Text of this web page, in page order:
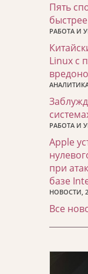
Пять
быстрее
РАБОТА И
Linux с
РАБОТА И
Apple
при
базе
НОВОСТИ,
Все